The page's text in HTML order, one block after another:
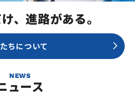
、進路がある。
ちについて
NEWS
ュース